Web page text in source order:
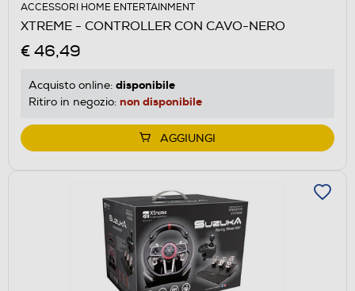
ACCESSORI HOME ENTERTAINMENT
XTREME - CONTROLLER CON CAVO-NERO
€ 46,49
Acquisto online: disponibile
Ritiro in negozio: non disponibile
AGGIUNGI